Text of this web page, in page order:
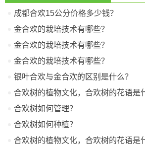
成都合欢15公分价格多少钱？
金合欢的栽培技术有哪些？
金合欢的栽培技术有哪些？
金合欢的栽培技术有哪些？
银叶合欢与金合欢的区别是什么？
合欢树的植物文化，合欢树的花语是
合欢树如何管理？
合欢树如何种植？
合欢树的植物文化，合欢树的花语是